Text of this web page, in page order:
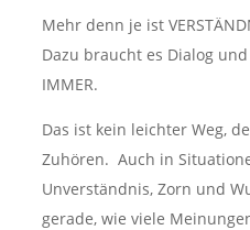
Mehr denn je ist
Dazu braucht es Dialog
IMMER.
Das ist kein leichter Weg,
Zuhören. Auch in
Unverständnis, Zorn und
gerade, wie viele